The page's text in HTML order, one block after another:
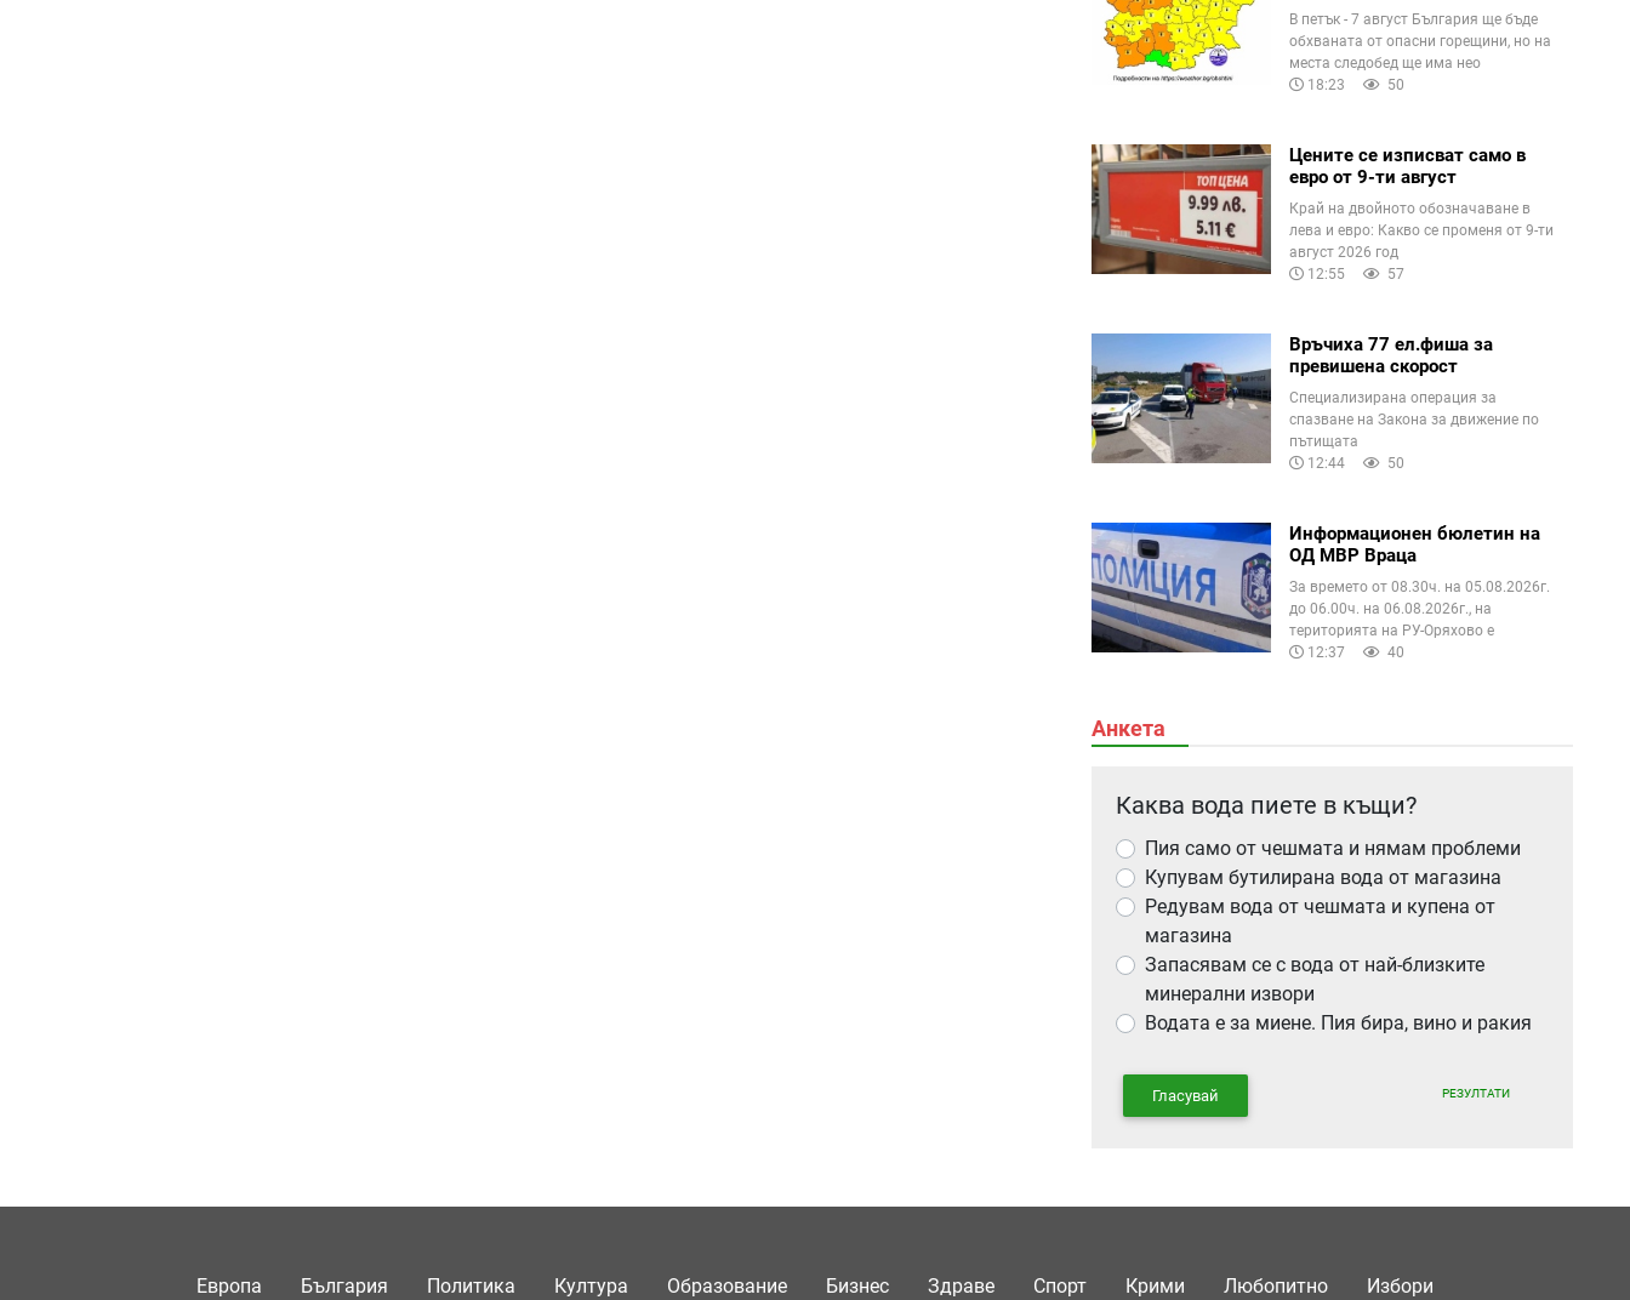
В петък - 7 август България ще бъде
обхваната от опасни горещини, но на
места следобед ще има нео
18:23
50
Цените се изписват само в
евро от 9-ти август
Край на двойното обозначаване в
лева и евро: Какво се променя от 9-ти
август 2026 год
12:55
57
Връчиха 77 ел.фиша за
превишена скорост
Специализирана операция за
спазване на Закона за движение по
пътищата
12:44
50
Информационен бюлетин на
ОД МВР Враца
За времето от 08.30ч. на 05.08.2026г.
до 06.00ч. на 06.08.2026г., на
територията на РУ-Оряхово е
12:37
40
Анкета
Каква вода пиете в къщи?
Пия само от чешмата и нямам проблеми
Купувам бутилирана вода от магазина
Редувам вода от чешмата и купена от
магазина
Запасявам се с вода от най-близките
минерални извори
Водата е за миене. Пия бира, вино и ракия
Гласувай РЕЗУЛТАТИ
Европа България Политика Култура Образование Бизнес Здраве Спорт Крими Любопитно Избори